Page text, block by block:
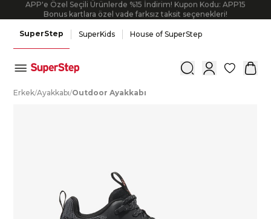
Bonus kartlara özel vade farksız taksit seçenekleri!
SuperStep SuperKids House of SuperStep
0
Erkek/Ayakkabı/Outdoor Ayakkabı